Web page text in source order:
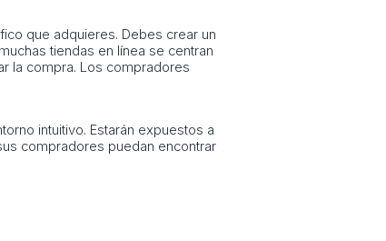
que adquieres. Debes crear un
tiendas en línea se centran
la compra. Los compradores
intuitivo. Estarán expuestos a
compradores puedan encontrar